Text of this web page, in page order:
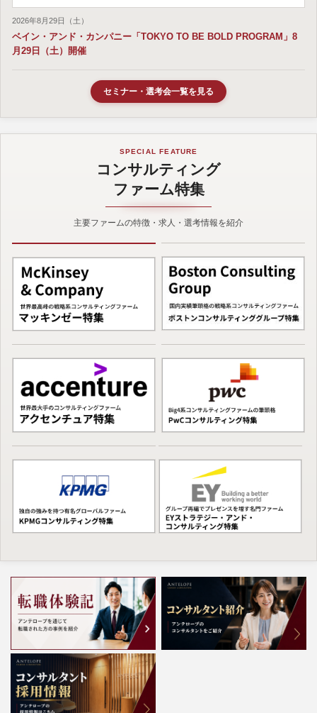
2026年8月29日（土）
ベイン・アンド・カンパニー「TOKYO TO BE BOLD PROGRAM」8
月29日（土）開催
セミナー・選考会一覧を見る
SPECIAL FEATURE
コンサルティング
ファーム特集
主要ファームの特徴・求人・選考情報を紹介